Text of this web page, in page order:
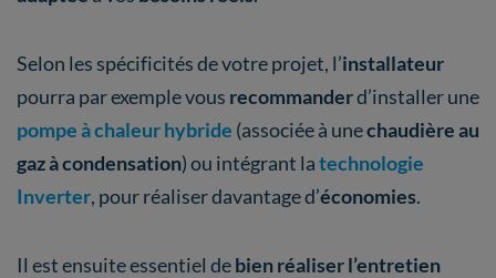
Selon les spécificités de votre projet, l’installateur
pourra par exemple vous recommanderd’installer une
pompe à chaleur hybride (associée à unechaudière au
gaz à condensation) ou intégrant latechnologie
Inverter, pour réaliser davantage d’économies.
Il est ensuite essentiel debien réaliser l’entretien